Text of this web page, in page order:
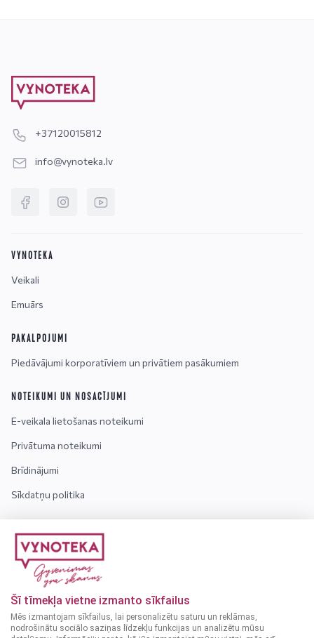
Šī tīmekļa vietne izmanto sīkfailus
Mēs izmantojam sīkfailus, lai personalizētu saturu un reklāmas,
nodrošinātu sociālo saziņas līdzekļu funkcijas un analizētu mūsu
+37120015812
info@vynoteka.lv
VYNOTEKA
Veikali
Emuārs
PAKALPOJUMI
Piedāvājumi korporatīviem un privātiem pasākumiem
NOTEIKUMI UN NOSACĪJUMI
E-veikala lietošanas noteikumi
Privātuma noteikumi
Brīdinājumi
Sīkdatņu politika
Kontakti
Par mums
Bieži uzdotie jautājumi